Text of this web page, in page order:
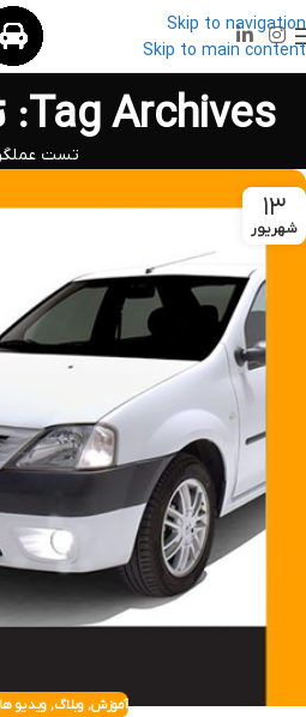
Skip to navigation
Skip to main content
Tag Archives: تست عملگر
تست
۱۳
شهریور
آموزش, وبلاگ, ویدیو